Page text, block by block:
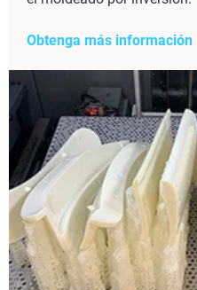
Obtenga más información